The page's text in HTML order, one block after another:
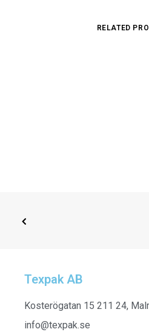
RELATED
Texpak AB
Kosterögatan 15 211 24,
info@texpak.se